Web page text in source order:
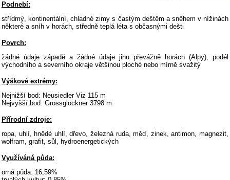
Podnebí:
střídmý, kontinentální, chladné zimy s častým deštěm a sněhem v nížinách
některé a sníh v horách, středně teplá léta s občasnými dešti
Povrch:
žádné údaje západě a žádné údaje jihu převážně horách (Alpy), podél
východního a severního okraje většinou ploché nebo mírně svažitý
Výškové extrémy:
Nejnižší bod: Neusiedler Viz 115 m
Nejvyšší bod: Grossglockner 3798 m
Přírodní zdroje:
ropa, uhlí, hnědé uhlí, dřevo, železná ruda, měď, zinek, antimon, magnezit,
wolfram, grafit, sůl, hydroenergetických
Využíváná půda:
orná půda: 16,59%